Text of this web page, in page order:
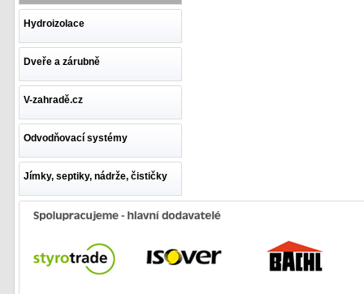
Hydroizolace
Dveře a zárubně
V-zahradě.cz
Odvodňovací systémy
Jímky, septiky, nádrže, čističky